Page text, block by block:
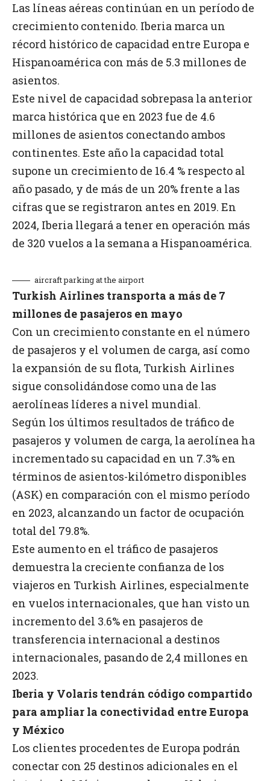
Las líneas aéreas continúan en un período de
crecimiento contenido. Iberia marca un
récord histórico de capacidad entre Europa e
Hispanoamérica con más de 5.3 millones de
asientos.
Este nivel de capacidad sobrepasa la anterior
marca histórica que en 2023 fue de 4.6
millones de asientos conectando ambos
continentes. Este año la capacidad total
supone un crecimiento de 16.4 % respecto al
año pasado, y de más de un 20% frente a las
cifras que se registraron antes en 2019. En
2024, Iberia llegará a tener en operación más
de 320 vuelos a la semana a Hispanoamérica.
aircraft parking at the airport
Turkish Airlines transporta a más de 7
millones de pasajeros en mayo
Con un crecimiento constante en el número
de pasajeros y el volumen de carga, así como
la expansión de su flota, Turkish Airlines
sigue consolidándose como una de las
aerolíneas líderes a nivel mundial.
Según los últimos resultados de tráfico de
pasajeros y volumen de carga, la aerolínea ha
incrementado su capacidad en un 7.3% en
términos de asientos-kilómetro disponibles
(ASK) en comparación con el mismo período
en 2023, alcanzando un factor de ocupación
total del 79.8%.
Este aumento en el tráfico de pasajeros
demuestra la creciente confianza de los
viajeros en Turkish Airlines, especialmente
en vuelos internacionales, que han visto un
incremento del 3.6% en pasajeros de
transferencia internacional a destinos
internacionales, pasando de 2,4 millones en
2023.
Iberia y Volaris tendrán código compartido
para ampliar la conectividad entre Europa
y México
Los clientes procedentes de Europa podrán
conectar con 25 destinos adicionales en el